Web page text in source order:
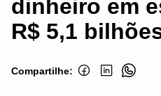
dinheiro em
R$ 5,1
Compartilhe: